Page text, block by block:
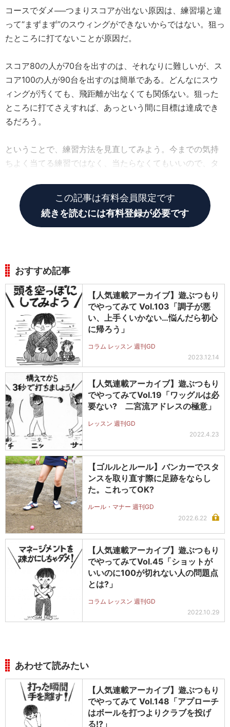
コースでダメ──つまりスコアが出ない原因は、練習場と違
って“まずまず”のスウィングができないからではない。狙っ
たところに打てないことが原因だ。
スコア80の人が70台を出すのは、それなりに難しいが、ス
コア100の人が90台を出すのは簡単である。どんなにスウ
ィングが汚くても、飛距離が出なくても関係ない。狙った
ところに打てさえすれば、あっという間に目標は達成でき
るだろう。
ということで、練習方法を見直してみよう。今までの気持
ちよく当てる練習ではなく、当たらなくてもいいので、タ
この記事は有料会員限定です
続きを読むには有料登録が必要です
おすすめ記事
【人気連載アーカイブ】遊ぶつもり
でやってみて Vol.103「調子が悪
い、上手くいかない…悩んだら初心
に帰ろう」
コラム レッスン 週刊GD
2023.12.14
【人気連載アーカイブ】遊ぶつもり
でやってみてVol.19「ワッグルは必
要ない? 二宮流アドレスの極意」
レッスン 週刊GD
2022.4.23
【ゴルルとルール】バンカーでスタ
ンスを取り直す際に足跡をならし
た。これってOK?
ルール・マナー 週刊GD
2022.6.22
【人気連載アーカイブ】遊ぶつもり
でやってみてVol.45「ショットが
いいのに100が切れない人の問題点
とは?」
コラム レッスン 週刊GD
2022.10.29
あわせて読みたい
【人気連載アーカイブ】遊ぶつもり
でやってみて Vol.148「アプローチ
はボールを打つよりクラブを投げ
る!?」